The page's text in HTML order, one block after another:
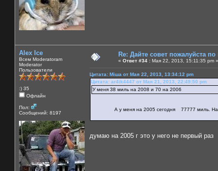
Alex Ice
Всем Moderatoram
Moderator
Пользователи
:) 35
Офлайн
Пол:
Сообщений: 8197
Re: Дайте совет пожалуйста
« Ответ #34 : Мая 22, 2013, 15:11:35 pm »
Цитата: Міша от Мая 22, 2013, 13:34:12 pm
Цитата: ar4ik4447 от Мая 21, 2013, 22:49:50 pm
У меня 38 миль на 2008 и 70 на 2006
А у меня на 2005 сегодня 77777 миль.
думаю на 2005 г это у него не первый раз